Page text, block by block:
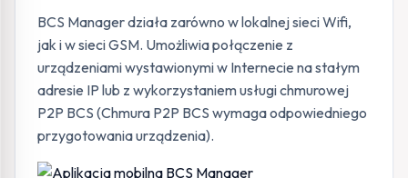
BCS Manager działa zarówno w lokalnej sieci Wifi,
jak i w sieci GSM. Umożliwia połączenie z
urządzeniami wystawionymi w Internecie na stałym
adresie IP lub z wykorzystaniem usługi chmurowej
P2P BCS (Chmura P2P BCS wymaga odpowiedniego
przygotowania urządzenia).